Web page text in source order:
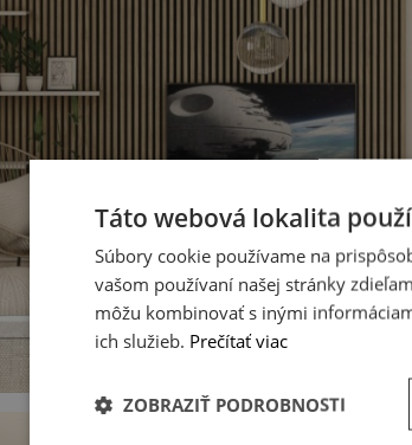
Táto webová lokalita
Súbory cookie používame na
vašom používaní našej stránky
môžu kombinovať s inými
ich služieb. Prečítať viac
ZOBRAZIŤ PODROBNOSTI